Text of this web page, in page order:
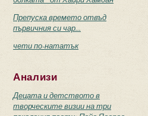
Препуска времето отвъд
първичния си чар...
чети по-нататък
Анализи
Децата и детството в
творческите визии на три